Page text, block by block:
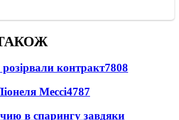
розірвали контракт7808
Мессі4787
в спарингу завдяки